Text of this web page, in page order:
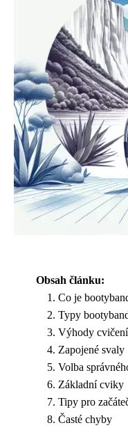
Obsah článku:
Co je
Typy
Výhody cvičení
Zapojené svaly
Volba
Základní cviky
Tipy pro
Časté chyby